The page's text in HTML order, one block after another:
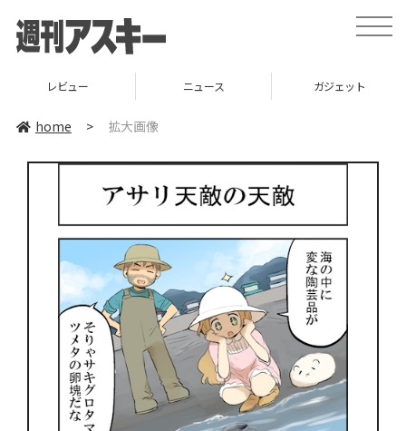
toggle
レビュー ニュース ガジェット
home > 拡大画像